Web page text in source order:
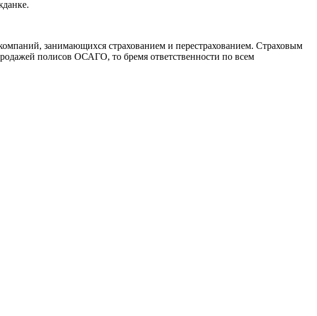
занимающихся страхованием и перестрахованием. Страховым
полисов ОСАГО, то бремя ответственности по всем